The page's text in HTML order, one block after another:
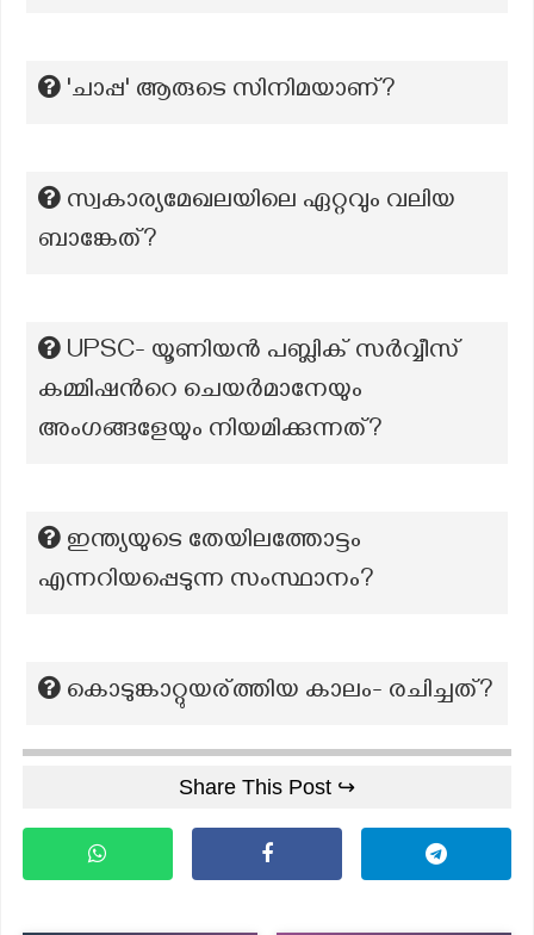
'ചാപ്പ' ആരുടെ സിനിമയാണ്?
സ്വകാര്യമേഖലയിലെ ഏറ്റവും വലിയ
ബാങ്കേത്?
UPSC- യൂണിയൻ പബ്ലിക് സർവ്വീസ്
കമ്മിഷന്‍റെ ചെയർമാനേയും
അംഗങ്ങളേയും നിയമിക്കുന്നത്?
ഇന്ത്യയുടെ തേയിലത്തോട്ടം
എന്നറിയപ്പെടുന്ന സംസ്ഥാനം?
കൊടുങ്കാറ്റുയര്ത്തിയ കാലം- രചിച്ചത്?
Share This Post ↪